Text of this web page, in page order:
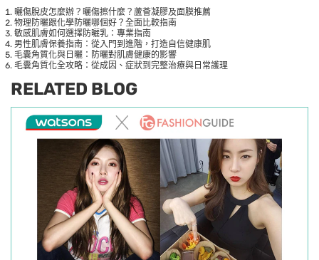
曬傷脫皮怎麼辦？曬傷擦什麼？蘆薈凝膠及面膜推薦
物理防曬跟化學防曬哪個好？全面比較指南
敏感肌膚如何選擇防曬乳：專業指南
男性肌膚保養指南：從入門到進階，打造自信健康肌
毛囊角質化與日曬：防曬對肌膚健康的影響
毛囊角質化全攻略：從成因、症狀到完整治療與日常護理
RELATED BLOG